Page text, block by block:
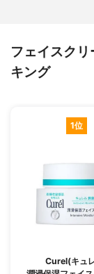
フェイスク
キング
1位
Curel(キュ